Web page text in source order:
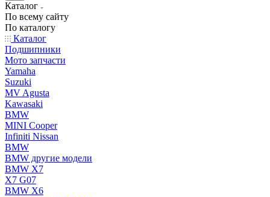
Каталог
По всему сайту
По каталогу
Каталог
Подшипники
Мото запчасти
Yamaha
Suzuki
MV Agusta
Kawasaki
BMW
MINI Cooper
Infiniti Nissan
BMW
BMW другие модели
BMW X7
X7 G07
BMW X6